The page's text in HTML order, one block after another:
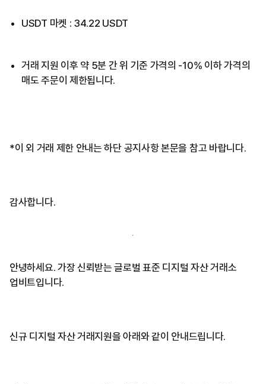
USDT 마켓 : 34.22 USDT
거래 지원 이후 약 5분 간 위 기준 가격의 -10% 이하 가격의
매도 주문이 제한됩니다.
*이 외 거래 제한 안내는 하단 공지사항 본문을 참고 바랍니다.
감사합니다.
안녕하세요. 가장 신뢰받는 글로벌 표준 디지털 자산 거래소
업비트입니다.
신규 디지털 자산 거래지원을 아래와 같이 안내드립니다.